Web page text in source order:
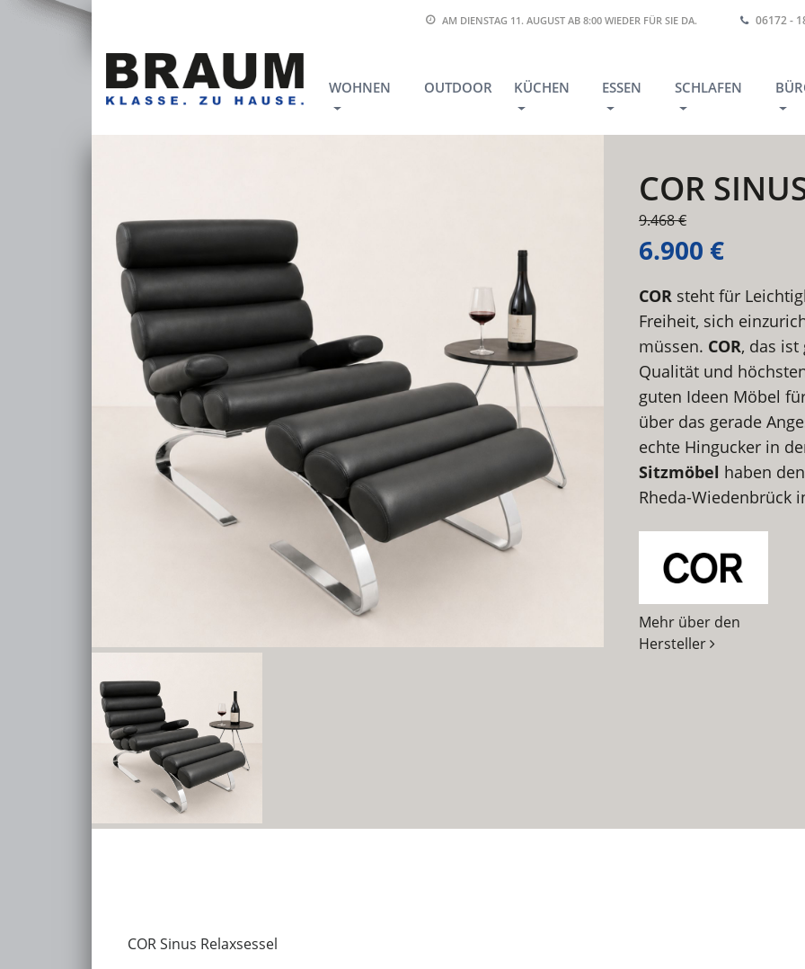
AM DIENSTAG 11. AUGUST AB 8:00 WIEDER FÜR SIE DA. 06172 -
WOHNEN OUTDOOR KÜCHEN ESSEN SCHLAFEN
COR
9.468 €
6.900 €
COR steht für
Freiheit, sich
müssen. COR, das
Qualität und
guten Ideen Möbel
über das gerade
echte Hingucker in
Sitzmöbel haben
Rheda-Wiedenbrück
Mehr über den
Hersteller
COR Sinus Relaxsessel